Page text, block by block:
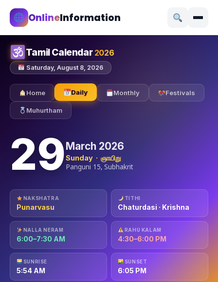
OnlineInformation
Tamil Calendar 2026
Saturday, August 8, 2026
Home Daily Monthly Festivals
Muhurtham
29March 2026
Sunday · ஞாயிறு
Panguni 15, Subhakrit
NAKSHATRA
Punarvasu
TITHI
Chaturdasi · Krishna
NALLA NERAM
6:00–7:30 AM
RAHU KALAM
4:30–6:00 PM
SUNRISE
5:54 AM
SUNSET
6:05 PM